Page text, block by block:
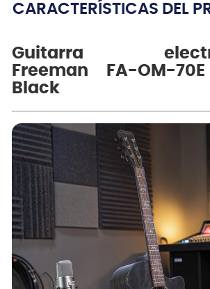
CARACTERÍSTICAS DEL
Guitarra
Freeman FA-OM-
Black